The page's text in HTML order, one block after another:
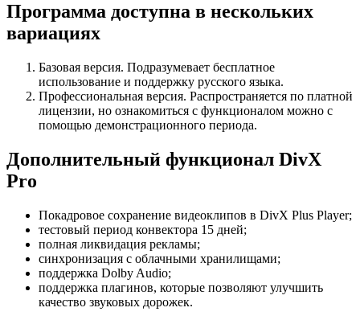
Программа доступна в нескольких
вариациях
Базовая версия. Подразумевает бесплатное
использование и поддержку русского языка.
Профессиональная версия. Распространяется по платной
лицензии, но ознакомиться с функционалом можно с
помощью демонстрационного периода.
Дополнительный функционал DivX
Pro
Покадровое сохранение видеоклипов в DivX Plus Player;
тестовый период конвектора 15 дней;
полная ликвидация рекламы;
синхронизация с облачными хранилищами;
поддержка Dolby Audio;
поддержка плагинов, которые позволяют улучшить
качество звуковых дорожек.